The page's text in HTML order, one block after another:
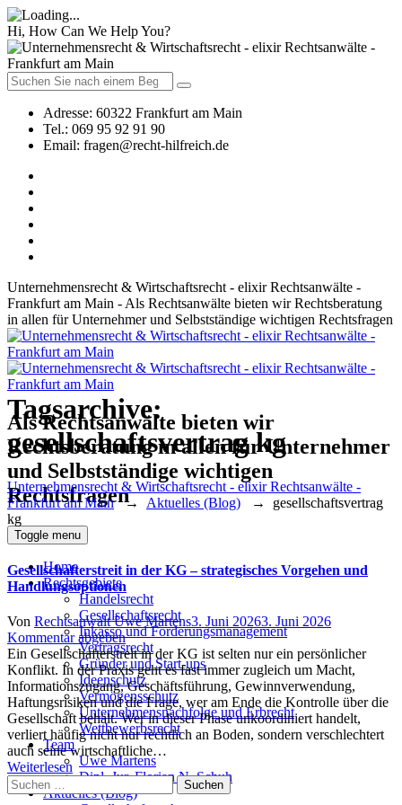
Hi, How Can We Help You?
Adresse: 60322 Frankfurt am Main
Tel.: 069 95 92 91 90
Email: fragen@recht-hilfreich.de
Unternehmensrecht & Wirtschaftsrecht - elixir Rechtsanwälte -
Frankfurt am Main - Als Rechtsanwälte bieten wir Rechtsberatung
in allen für Unternehmer und Selbstständige wichtigen Rechtsfragen
Als Rechtsanwälte bieten wir
Rechtsberatung in allen für Unternehmer
und Selbstständige wichtigen
Rechtsfragen
Toggle menu
Home
Rechtsgebiete
Handelsrecht
Gesellschaftsrecht
Inkasso und Forderungsmanagement
Vertragsrecht
Gründer und Start-ups
Ideenschutz
Vermögensschutz
Unternehmensnachfolge und Erbrecht
Wettbewerbsrecht
Team
Uwe Martens
Dipl. Jur. Florian N. Schuh
Aktuelles (Blog)
Tagsarchive:
gesellschaftsvertrag kg
Unternehmensrecht & Wirtschaftsrecht - elixir Rechtsanwälte -
Frankfurt am Main → Aktuelles (Blog) → gesellschaftsvertrag
kg
Gesellschafterstreit in der KG – strategisches Vorgehen und
Handlungsoptionen
Author
Von Rechtsanwalt Uwe MartensPosted
on
3. Juni 20263. Juni 2026
Kommentar abgeben
Ein Gesellschafterstreit in der KG ist selten nur ein persönlicher
Konflikt. In der Praxis geht es fast immer zugleich um Macht,
Informationszugang, Geschäftsführung, Gewinnverwendung,
Haftungsrisiken und die Frage, wer am Ende die Kontrolle über die
Gesellschaft behält. Wer in dieser Phase unkoordiniert handelt,
verliert häufig nicht nur rechtlich an Boden, sondern verschlechtert
auch seine wirtschaftliche…
Weiterlesen
Suchen
nach: